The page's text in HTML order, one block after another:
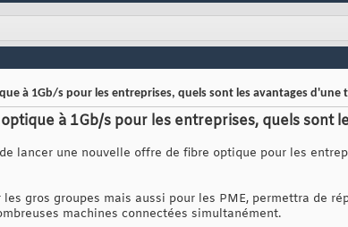
à 1Gb/s pour les entreprises, quels sont les avantages d'une
à 1Gb/s pour les entreprises, quels sont
lancer une nouvelle offre de fibre optique pour les
gros groupes mais aussi pour les PME, permettra de
machines connectées simultanément.